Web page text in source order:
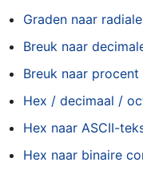
Graden naar
Breuk naar
Breuk naar
Hex / decimaal /
Hex naar ASCII-
Hex naar binaire